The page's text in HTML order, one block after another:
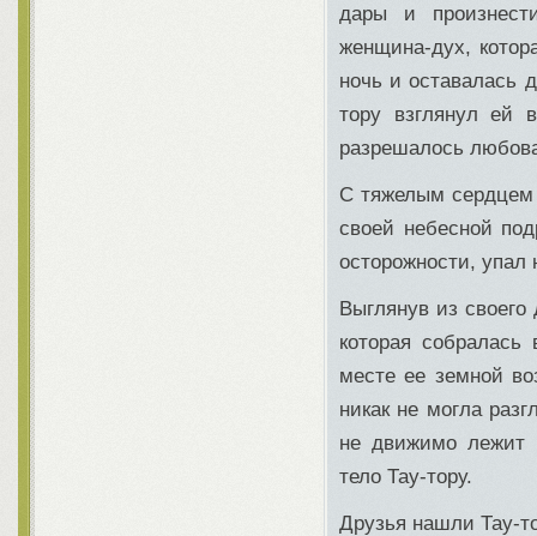
дары и
женщина-дух,
ночь и оставалась
тору взглянул ей
разрешалось
С тяжелым сердцем
своей небесной
осторожности,
Выглянув из
которая
месте ее земной
никак не могла
не движимо лежит
тело Тау-тору.
Друзья нашли Тау-